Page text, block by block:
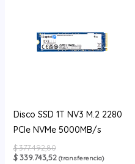
Disco SSD 1T NV3 M.2 2280
PCIe NVMe 5000MB/s
$377.492,80
$339.743,52 (transferencia)